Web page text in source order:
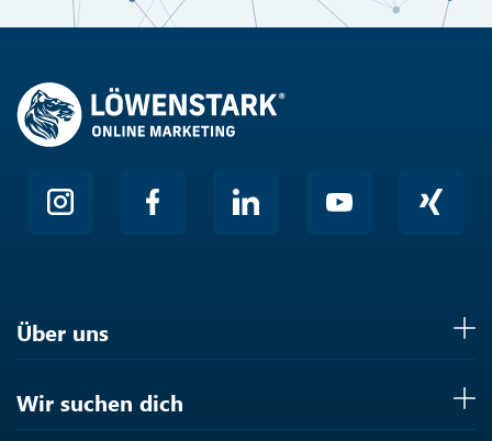
Über uns
Wir suchen dich